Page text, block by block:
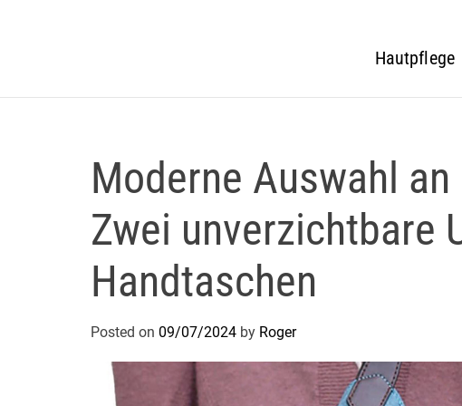
Hautpflege
Moderne Auswahl
Zwei unverzichtbare
Handtaschen
Posted on 09/07/2024 by Roger